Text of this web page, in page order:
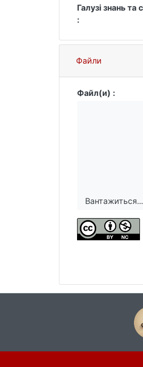
Галузі знань та
:
Файли
Файл(и) :
Вантажиться...
Вантажиться...